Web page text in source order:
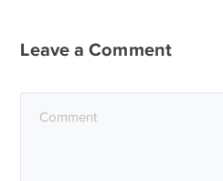
Leave a Comment